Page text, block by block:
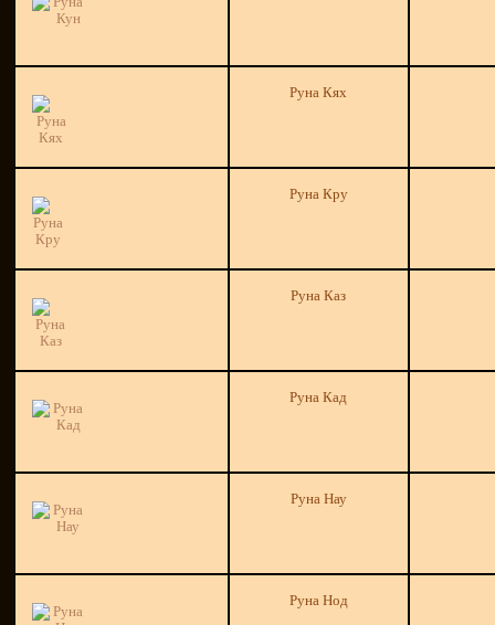
Руна Кях
Руна Кру
Руна Каз
Руна Кад
Руна Нау
Руна Нод